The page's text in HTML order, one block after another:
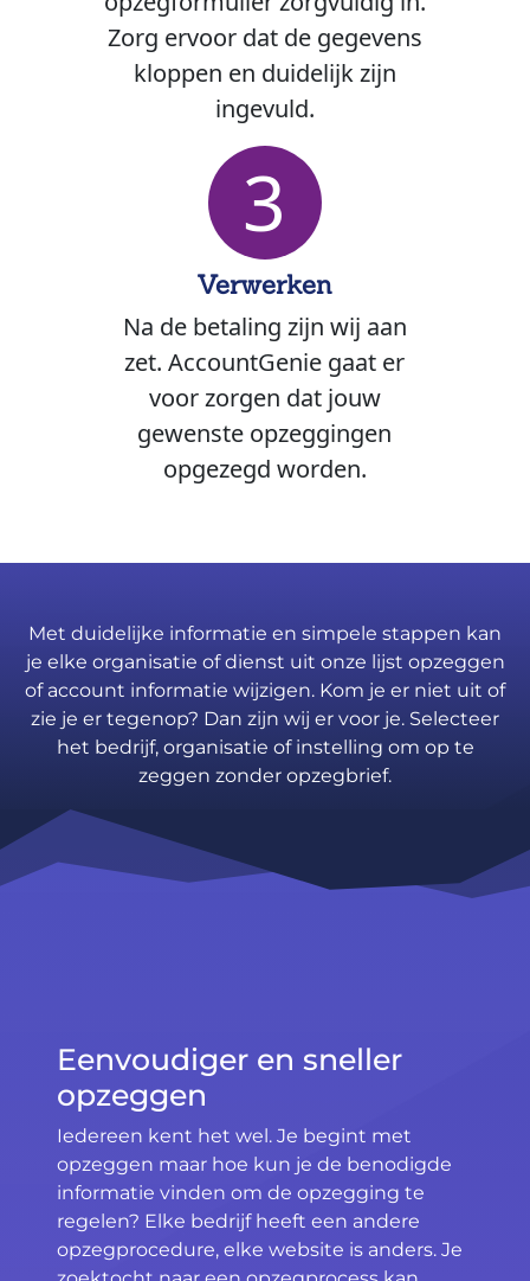
Zorg ervoor dat de gegevens
kloppen en duidelijk zijn
ingevuld.
3
Verwerken
Na de betaling zijn wij aan
zet. AccountGenie gaat er
voor zorgen dat jouw
gewenste opzeggingen
opgezegd worden.
Met duidelijke informatie en simpele stappen kan
je elke organisatie of dienst uit onze lijst opzeggen
of account informatie wijzigen. Kom je er niet uit of
zie je er tegenop? Dan zijn wij er voor je. Selecteer
het bedrijf, organisatie of instelling om op te
zeggen zonder opzegbrief.
Eenvoudiger en sneller
opzeggen
Iedereen kent het wel. Je begint met
opzeggen maar hoe kun je de benodigde
informatie vinden om de opzegging te
regelen? Elke bedrijf heeft een andere
opzegprocedure, elke website is anders. Je